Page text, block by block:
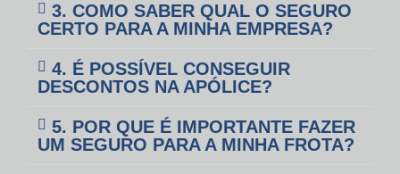
3. COMO SABER QUAL O SEGURO
CERTO PARA A MINHA EMPRESA?
4. É POSSÍVEL CONSEGUIR
DESCONTOS NA APÓLICE?
5. POR QUE É IMPORTANTE FAZER
UM SEGURO PARA A MINHA FROTA?